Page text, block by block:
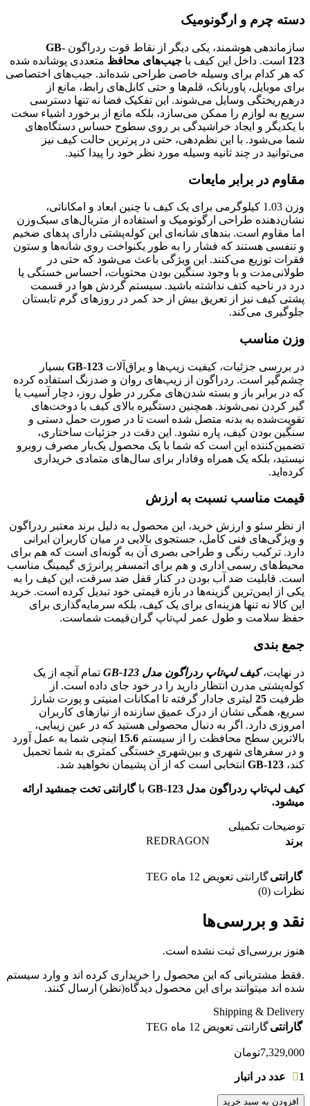
دسته چرم و ارگونومیک
سازماندهی هوشمند، یکی دیگر از نقاط قوت ردراگون GB-
123 است. داخل این کیف با جیب‌های محافظ متعددی پوشانده شده
که هر کدام برای وسیله خاصی طراحی شده‌اند. جیب‌های اختصاصی
برای موبایل، پاوربانک، قلم‌ها و حتی کابل‌های رابط، مانع از
درهم‌ریختگی وسایل می‌شوند. این تفکیک فضا نه تنها دسترسی
سریع به لوازم را ممکن می‌سازد، بلکه مانع از برخورد اشیاء سخت
با یکدیگر و ایجاد خراشیدگی بر روی سطوح حساس دستگاه‌های
شما می‌شود. با این نظم‌دهی، حتی در پرترین حالت کیف نیز
می‌توانید در چند ثانیه وسیله مورد نظر خود را پیدا کنید.
مقاوم در برابر مایعات
وزن 1.03 کیلوگرمی برای یک کیف با چنین ابعاد و امکاناتی،
نشان‌دهنده طراحی ارگونومیک و استفاده از متریال‌های سبک‌وزن
اما مقاوم است. بندهای شانه‌ای این کوله‌پشتی دارای پدهای ضخیم
و تنفسی هستند که فشار را به طور یکنواخت روی شانه‌ها و ستون
فقرات توزیع می‌کنند. این ویژگی باعث می‌شود که حتی در
طولانی‌مدت و با وجود سنگین بودن محتویات، احساس خستگی یا
درد در ناحیه کتف نداشته باشید. سیستم گردش هوا در قسمت
پشتی کیف نیز از تعریق بیش از حد کمر در روزهای گرم تابستان
جلوگیری می‌کند.
وزن مناسب
در بررسی جزئیات، کیفیت زیپ‌ها و یراق‌آلات GB-123 بسیار
چشم‌گیر است. ردراگون از زیپ‌های روان و ضدزنگ استفاده کرده
که در برابر باز و بسته شدن‌های مکرر در طول روز، دچار آسیب یا
گیر کردن نمی‌شوند. همچنین دستگیره بالای کیف با دوخت‌های
تقویت‌شده به بدنه متصل شده است تا در صورت حمل دستی و
سنگین بودن کیف، پاره نشود. این دقت در جزئیات ساختاری،
تضمین‌کننده این است که شما با یک محصول یک‌بار مصرف روبرو
نیستید، بلکه یک همراه وفادار برای سال‌های متمادی خریداری
کرده‌اید.
قیمت مناسب نسبت به ارزش
از نظر سئو و ارزش خرید، این محصول به دلیل برند معتبر ردراگون
و ویژگی‌های فنی کامل، جستجوی بالایی در میان کاربران ایرانی
دارد. ترکیب رنگی و طراحی بصری آن به گونه‌ای است که هم برای
محیط‌های رسمی اداری و هم برای اتمسفر پرانرژی گیمینگ مناسب
است. قابلیت ضد آب بودن در کنار قفل ضد سرقت، این کیف را به
یکی از ایمن‌ترین گزینه‌ها در بازه قیمتی خود تبدیل کرده است. خرید
این کالا نه تنها هزینه‌ای برای یک کیف، بلکه سرمایه‌گذاری برای
حفظ سلامت و طول عمر لپ‌تاپ گران‌قیمت شماست.
جمع بندی
در نهایت،کیف لپ‌تاپ ردراگون مدل GB-123
تمام آنچه از یک
کوله‌پشتی مدرن انتظار دارید را در خود جای داده است. از
ظرفیت 25 لیتری جادار گرفته تا امکانات امنیتی و پورت شارژ
سریع، همگی نشان از درک عمیق سازنده از نیازهای کاربران
امروزی دارد. اگر به دنبال محصولی هستید که در عین زیبایی،
بالاترین سطح محافظت را از سیستم 15.6 اینچی شما به عمل آورد
و در سفرهای شهری و بین‌شهری خستگی کمتری به شما تحمیل
کند، GB-123 انتخابی است که از آن پشیمان نخواهید شد.
کیف لپ‌تاپ ردراگون مدل GB-123 باگارانتی تخت جمشید ارائه
میشود.
توضیحات تکمیلی
برند
REDRAGON
گارانتیگارانتی تعویض 12 ماه TEG
نظرات (0)
نقد و بررسی‌ها
هنوز بررسی‌ای ثبت نشده است.
.فقط مشتریانی که این محصول را خریداری کرده اند و وارد سیستم
شده اند میتوانند برای این محصول دیدگاه(نظر) ارسال کنند.
Shipping & Delivery
گارانتیگارانتی تعویض 12 ماه TEG
7,329,000تومان
1 عدد در انبار
افزودن به سبد خرید